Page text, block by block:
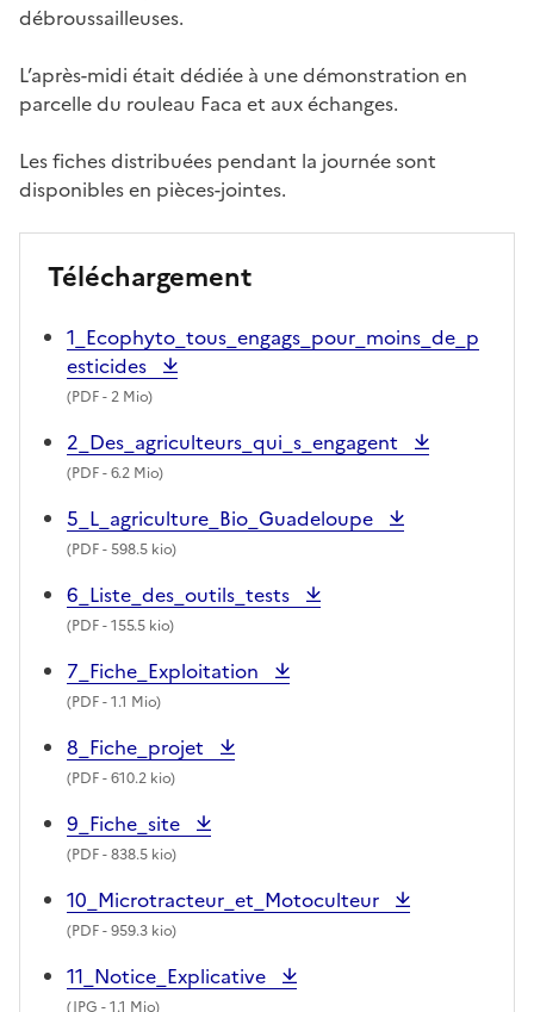
débroussailleuses.
L’après-midi était dédiée à une démonstration en
parcelle du rouleau Faca et aux échanges.
Les fiches distribuées pendant la journée sont
disponibles en pièces-jointes.
Téléchargement
1_Ecophyto_tous_engags_pour_moins_de_p
esticides
(PDF- 2 Mio)
2_Des_agriculteurs_qui_s_engagent
(PDF- 6.2 Mio)
5_L_agriculture_Bio_Guadeloupe
(PDF- 598.5 kio)
6_Liste_des_outils_tests
(PDF- 155.5 kio)
7_Fiche_Exploitation
(PDF- 1.1 Mio)
8_Fiche_projet
(PDF- 610.2 kio)
9_Fiche_site
(PDF- 838.5 kio)
10_Microtracteur_et_Motoculteur
(PDF- 959.3 kio)
11_Notice_Explicative
(JPG - 1.1 Mio)